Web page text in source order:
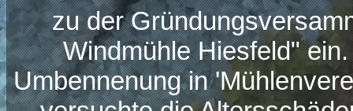
zu der
Windmühle Hiesfeld"
Umbennenung in